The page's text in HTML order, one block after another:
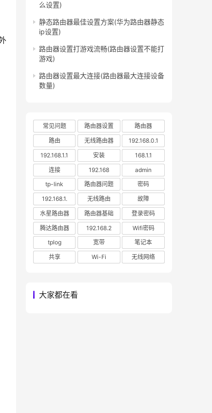
么设置)
静态路由器最佳设置方案(华为路由器静态
ip设置)
路由器设置打游戏流畅(路由器设置不能打
游戏)
路由器设置最大连接(路由器最大连接设备
数量)
常见问题 路由器设置
路由器
路由
无线路由器
192.168.0.1
192.168.1.1
安装
168.1.1
连接
192.168
admin
tp-link
路由器问题
密码
192.168.1.
无线路由
故障
水星路由器
路由器基础
登录密码
腾达路由器
192.168.2
Wifi密码
tplog
宽带
笔记本
共享
Wi-Fi 无线网络
大家都在看